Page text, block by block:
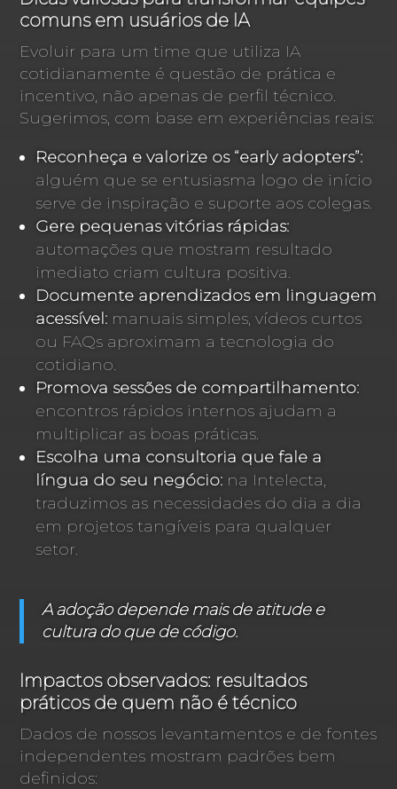
comuns em usuários de IA
Evoluir para um time que utiliza IA
cotidianamente é questão de prática e
incentivo, não apenas de perfil técnico.
Sugerimos, com base em experiências reais:
Reconheça e valorize os “early adopters”:
alguém que se entusiasma logo de início
serve de inspiração e suporte aos colegas.
Gere pequenas vitórias rápidas:
automações que mostram resultado
imediato criam cultura positiva.
Documente aprendizados em linguagem
acessível: manuais simples, vídeos curtos
ou FAQs aproximam a tecnologia do
cotidiano.
Promova sessões de compartilhamento:
encontros rápidos internos ajudam a
multiplicar as boas práticas.
Escolha uma consultoria que fale a
língua do seu negócio: na Intelecta,
traduzimos as necessidades do dia a dia
em projetos tangíveis para qualquer
setor.
A adoção depende mais de atitude e
cultura do que de código.
Impactos observados: resultados
práticos de quem não é técnico
Dados de nossos levantamentos e de fontes
independentes mostram padrões bem
definidos: